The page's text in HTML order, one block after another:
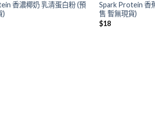
香濃椰奶 乳清蛋白粉 (預
)
Spark Protein 香
售 暫無現貨)
$18